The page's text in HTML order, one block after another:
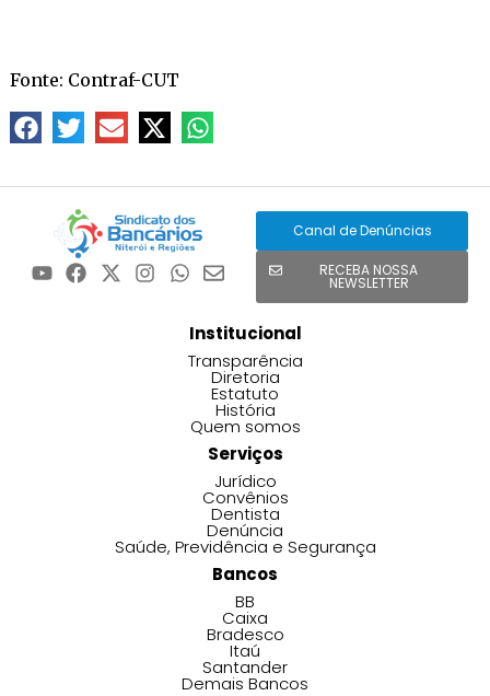
Fonte: Contraf-CUT
Canal de Denúncias
RECEBA NOSSA
NEWSLETTER
Institucional
Transparência
Diretoria
Estatuto
História
Quem somos
Serviços
Jurídico
Convênios
Dentista
Denúncia
Saúde, Previdência e Segurança
Bancos
BB
Caixa
Bradesco
Itaú
Santander
Demais Bancos